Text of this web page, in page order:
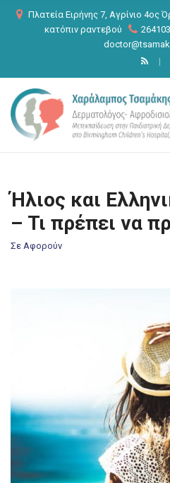
Πλατεία Ειρήνης 7, Αγρίνιο 4ος
κατόπιν ραντεβού
C
Ήλιος και
– Τι πρέπει να
Σε Αφορούν